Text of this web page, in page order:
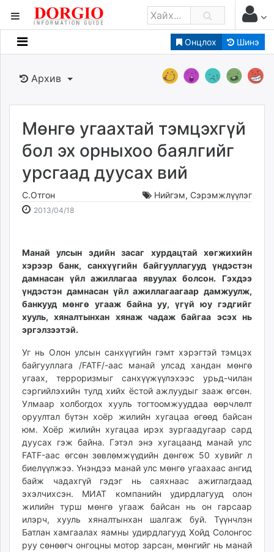
Онцлох Шинэ
Мэдээллийн
Банк санхүү
Бизнес ААН
Төрийн
dorgio.mn
Gogo.mn
caak.mn
Baabar.mn
tovch.mn
ikon.mn
mnb.mn
Livetv.mn
Eguur.mn
shuud.mn
eagle.mn
ergelt.mn
zarig.mn
today.mn
mminfo.mn
ugluu.mn
urlag.mn
unen.mn
asu.mn
shudarga.mn
shuurhai.mn
Архив
Мөнгө угаахтай тэмцэхгүй
бол эх орныхоо баялгийг
урсгаад дуусах вий
С.Отгон Нийгэм, Сэрэмжлүүлэг
2013/04/182013-
15:04:08
2026-
11:17:27
Манай улсын эдийн засаг хур­дацтай хөгжихийн
хэрээр банк, санхүүгийн байгууллагууд үндэс­тэн
дамнасан үйл ажиллагаа явуу­лах болсон. Гэхдээ
үндэстэн дам­насан үйл ажиллагаагаар дам­жуулж,
банкууд мөнгө угааж бай­на уу, үгүй юу гэдгийг
хууль, хяналтынхан хянаж чадаж байгаа эсэх нь
эргэлзээтэй.
Уг нь Олон улсын санхүүгийн гэмт хэрэгтэй тэмцэх
байгууллага /FATF/-аас манай улсад хандан мөнгө
угаах, тер­роризмыг санхүүжүүлэхээс урьд-чилан
сэргийлэхийн тулд хийх ёс­той ажлуудыг зааж өгсөн.
Улмаар холбогдох хууль тогтоомжууддаа өөрчлөлт
оруултал бүтэн хоёр жилийн хугацаа өгөөд байсан
юм. Хоёр жилийн хугацаа ирэх зургаадугаар сард
дуусах гэж байна. Гэтэл энэ хугацаанд манай улс
FATF-аас өгсөн зөвлөмжүүдийн дөнгөж 50 хувийг л
биелүүлжээ. Үнэндээ манай улс мөнгө угаахаас ангид
байж чадахгүй гэдэг нь саяхнаас ажиглагдаад
эхэлчихсэн. МИАТ компанийн удирдлагууд олон
жилийн турш мөнгө угааж байсан нь он гарсаар
илэрч, хууль хяналтынхан шалгаж буй. Түүнчлэн
Батлан хамгаалах яамны удирд­лагууд Хойд Солонгос
руу сөнөөгч онгоцны мотор зарсан, мөнгийг нь манай